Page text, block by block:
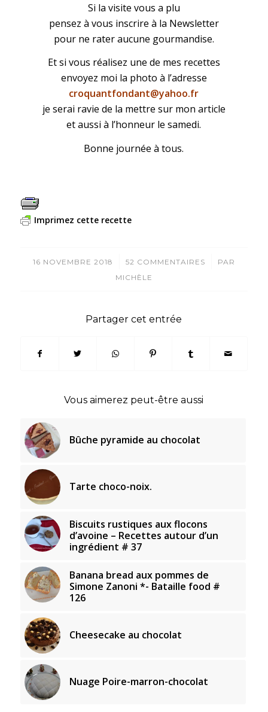
Si la visite vous a plu
pensez à vous inscrire à la Newsletter
pour ne rater aucune gourmandise.
Et si vous réalisez une de mes recettes
envoyez moi la photo à l’adresse
croquantfondant@yahoo.fr
je serai ravie de la mettre sur mon article
et aussi à l’honneur le samedi.
Bonne journée à tous.
Imprimez cette recette
16 NOVEMBRE 2018
/ 52 COMMENTAIRES
/
PAR
MICHÈLE
Partager cet entrée
Vous aimerez peut-être aussi
Bûche pyramide au chocolat
Tarte choco-noix.
Biscuits rustiques aux flocons
d’avoine – Recettes autour d’un
ingrédient # 37
Banana bread aux pommes de
Simone Zanoni *- Bataille food #
126
Cheesecake au chocolat
Nuage Poire-marron-chocolat